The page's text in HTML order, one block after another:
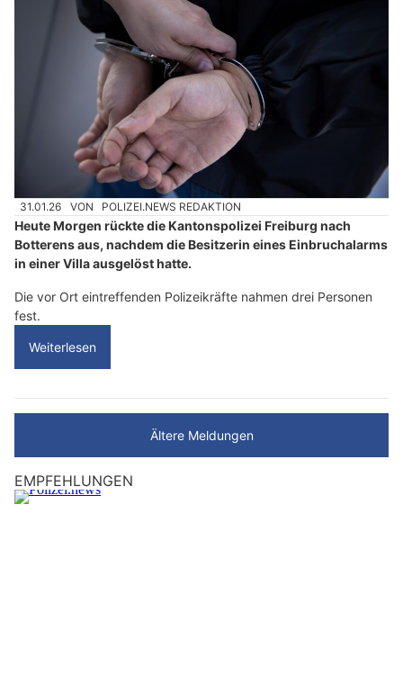
31.01.26 VON POLIZEI.NEWS REDAKTION
Heute Morgen rückte die Kantonspolizei Freiburg nach
Botterens aus, nachdem die Besitzerin eines Einbruchalarms
in einer Villa ausgelöst hatte.
Die vor Ort eintreffenden Polizeikräfte nahmen drei Personen
fest.
Weiterlesen
Ältere Meldungen
EMPFEHLUNGEN